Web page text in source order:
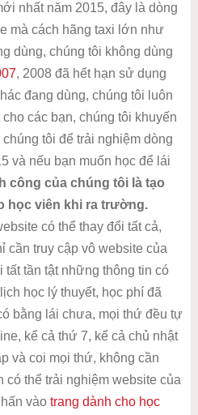
nhất năm 2015, đây là dòng
mà cách hãng taxi lớn như
dùng, chúng tôi không dùng
, 2008 đã hết hạn sử dụng
đang dùng, chúng tôi luôn
các bạn, chúng tôi khuyến
tôi để trải nghiệm dòng
và nếu bạn muốn học để lái
công của chúng tôi là tạo
học viên khi ra trường.
có thể thay đổi tất cả,
cần truy cập vô website của
tất tần tật những thông tin có
học lý thuyết, học phí đã
bằng lái chưa, mọi thứ đều tự
kể cả thứ 7, kể cả chủ nhật
và coi mọi thứ, không cần
có thể trải nghiệm website của
vào trang dành cho học